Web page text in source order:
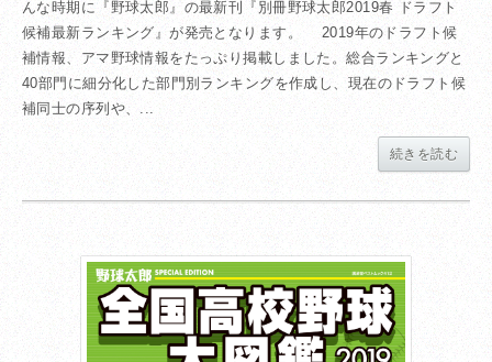
んな時期に『野球太郎』の最新刊『別冊野球太郎2019春 ドラフト
候補最新ランキング』が発売となります。 2019年のドラフト候
補情報、アマ野球情報をたっぷり掲載しました。総合ランキングと
40部門に細分化した部門別ランキングを作成し、現在のドラフト候
補同士の序列や、...
続きを読む